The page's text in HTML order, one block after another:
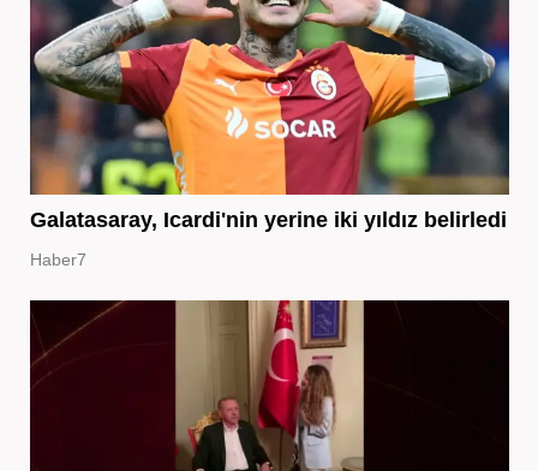
Galatasaray, Icardi'nin yerine iki yıldız belirledi
Haber7